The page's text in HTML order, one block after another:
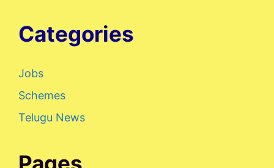
Categories
Jobs
Schemes
Telugu News